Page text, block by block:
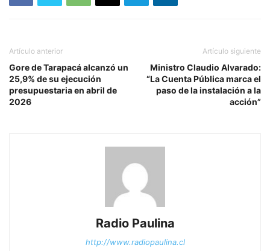
Artículo anterior
Gore de Tarapacá alcanzó un
25,9% de su ejecución
presupuestaria en abril de
2026
Artículo siguiente
Ministro Claudio Alvarado:
“La Cuenta Pública marca el
paso de la instalación a la
acción”
Radio Paulina
http://www.radiopaulina.cl